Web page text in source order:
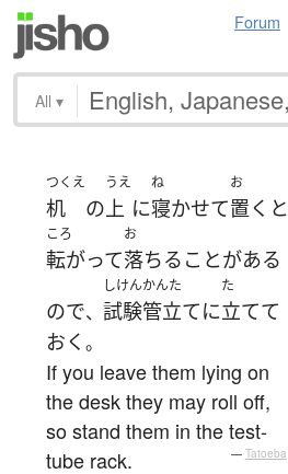
Forum
All ▾
つくえ
机 の
うえ
上 に
ね
寝かせて
お
置く と
ころ
転がって
お
落ちる ことがある
ので、
しけんかんた
試験管立てに
た
立てて
おく 。
If you leave them lying on
the desk they may roll off,
so stand them in the test-
tube rack.
— Tatoeba